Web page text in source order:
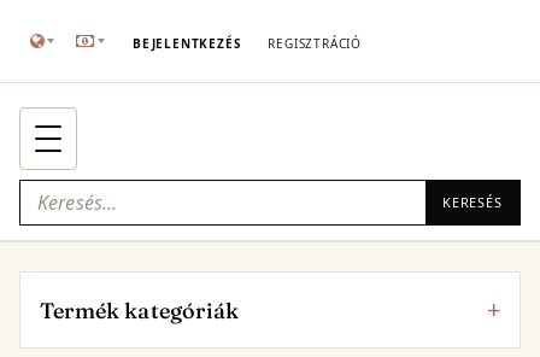
BEJELENTKEZÉS REGISZTRÁCIÓ
KERESÉS
Termék kategóriák